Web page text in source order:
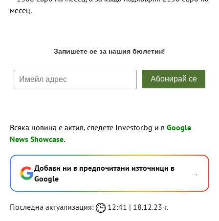
месец.
Всяка новина е актив, следете Investor.bg и в Google
News Showcase.
Добави ни в предпочитани източници в
Google
→
Последна актуализация: 12:41 | 18.12.23 г.